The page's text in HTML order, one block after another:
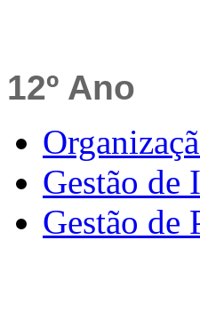
12º Ano
Gestão de
Gestão de